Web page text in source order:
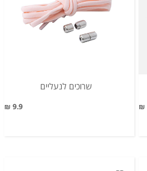
שרוכים לנעליים
9.9 ₪